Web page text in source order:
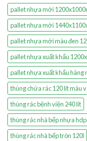
pallet nhựa mới
pallet nhựa mới
pallet nhựa mới màu đen
pallet nhựa xuất khẩu
pallet nhựa xuất khẩu hàng
thùng chứa rác 120 lít màu
thùng rác bệnh viện 240 lít
thùng rác nhà bếp nhựa
thùng rác nhà bếp tròn 120l